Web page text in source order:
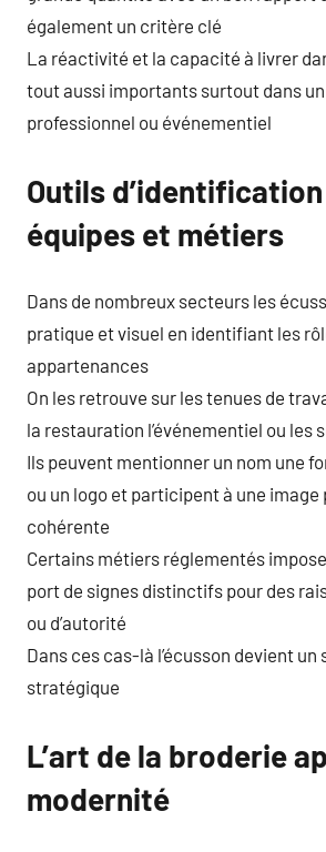
également un critère clé
La réactivité et la capacité à livrer
tout aussi importants surtout dans
professionnel ou événementiel
Outils
équipes et métiers
Dans de nombreux secteurs les
pratique et visuel en identifiant les
appartenances
On les retrouve sur les tenues de
la restauration l’événementiel ou les
Ils peuvent mentionner un nom une
ou un logo et participent à une
cohérente
Certains métiers réglementés
port de signes distinctifs pour des
ou d’autorité
Dans ces cas-là l’écusson devient
stratégique
L’art de la broderie
modernité